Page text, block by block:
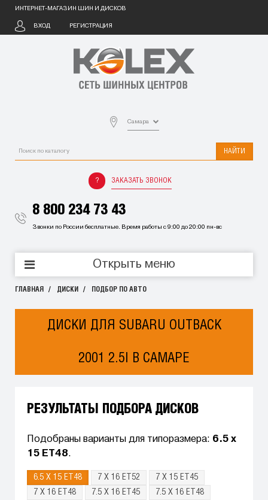
ИНТЕРНЕТ-МАГАЗИН ШИН И ДИСКОВ
ВХОД РЕГИСТРАЦИЯ
Самара
НАЙТИ
ЗАКАЗАТЬ ЗВОНОК
8 800 234 73 43
Звонки по России бесплатные. Время работы с 9:00 до 20:00 пн-вс
Открыть меню
ГЛАВНАЯ ДИСКИ ПОДБОР ПО АВТО
ДИСКИ ДЛЯ SUBARU OUTBACK
2001 2.5I В САМАРЕ
РЕЗУЛЬТАТЫ ПОДБОРА ДИСКОВ
Подобраны варианты для типоразмера: 6.5 x
15 ET48.
6.5 X 15 ET48 7 X 16 ET52
7 X 15 ET45
7 X 16 ET48
7.5 X 16 ET45
7.5 X 16 ET48